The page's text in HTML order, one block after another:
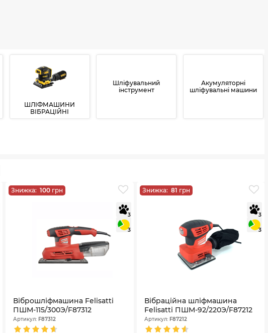
ШЛІФМАШИНИ
ВІБРАЦІЙНІ
Шліфувальний
інструмент
Акумуляторні
шліфувальні машини
Знижка:100 грн
3
3
Віброшліфмашина Felisatti
ПШМ-115/300Э/F87312
Артикул: F87312
Знижка: 81 грн
3
3
Вібраційна шліфмашина
Felisatti ПШМ-92/220Э/F87212
Артикул: F87212